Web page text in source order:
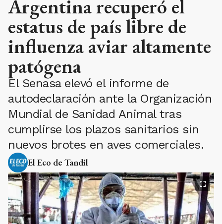
Argentina recuperó el
estatus de país libre de
influenza aviar altamente
patógena
El Senasa elevó el informe de
autodeclaración ante la Organización
Mundial de Sanidad Animal tras
cumplirse los plazos sanitarios sin
nuevos brotes en aves comerciales.
El Eco de Tandil